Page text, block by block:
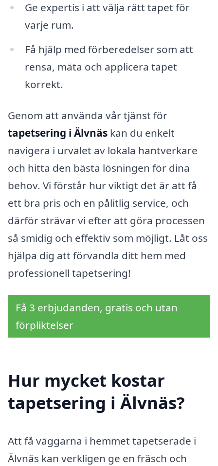
Ge expertis i att välja rätt tapet för
varje rum.
Få hjälp med förberedelser som att
rensa, mäta och applicera tapet
korrekt.
Genom att använda vår tjänst för
tapetsering i Älvnäs kan du enkelt
navigera i urvalet av lokala hantverkare
och hitta den bästa lösningen för dina
behov. Vi förstår hur viktigt det är att få
ett bra pris och en pålitlig service, och
därför strävar vi efter att göra processen
så smidig och effektiv som möjligt. Låt oss
hjälpa dig att förvandla ditt hem med
professionell tapetsering!
Få 3 erbjudanden, gratis och utan
förpliktelser
Hur mycket kostar
tapetsering i Älvnäs?
Att få väggarna i hemmet tapetserade i
Älvnäs kan verkligen ge en fräsch och